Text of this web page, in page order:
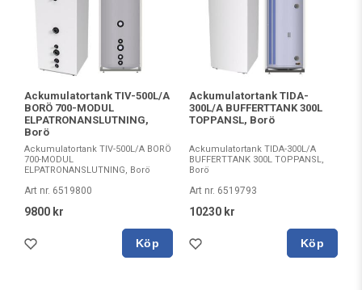
Ackumulatortank TIV-500L/A
BORÖ 700-MODUL
ELPATRONANSLUTNING,
Borö
Ackumulatortank TIV-500L/A BORÖ
700-MODUL
ELPATRONANSLUTNING, Borö
Art nr. 6519800
9800 kr
Köp
Ackumulatortank TIDA-
300L/A BUFFERTTANK 300L
TOPPANSL, Borö
Ackumulatortank TIDA-300L/A
BUFFERTTANK 300L TOPPANSL,
Borö
Art nr. 6519793
10230 kr
Köp